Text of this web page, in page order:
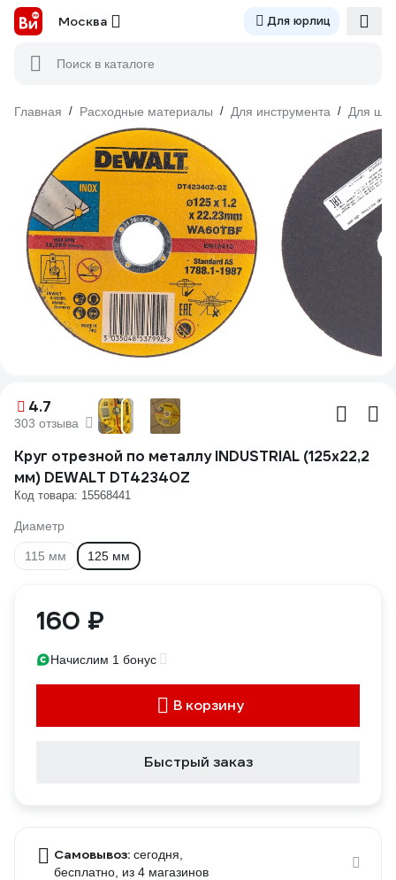
Москва Для юрлиц
Поиск в каталоге
Главная / Расходные материалы / Для инструмента / Для
4.7
303 отзыва
Круг отрезной по металлу INDUSTRIAL (125х22,2
мм) DEWALT DT42340Z
Код товара: 15568441
Диаметр
115 мм 125 мм
160 ₽
Начислим 1 бонус
В корзину
Быстрый заказ
Самовывоз: сегодня,
бесплатно , из 4 магазинов